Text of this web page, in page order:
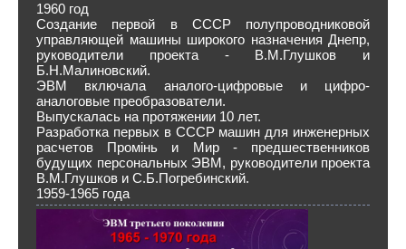
1960 год
Создание первой в СССР полупроводниковой
управляющей машины широкого назначения Днепр,
руководители проекта - В.М.Глушков и
Б.Н.Малиновский.
ЭВМ включала аналого-цифровые и цифро-
аналоговые преобразователи.
Выпускалась на протяжении 10 лет.
Разработка первых в СССР машин для инженерных
расчетов Промiнь и Мир - предшественников
будущих персональных ЭВМ, руководители проекта
В.М.Глушков и С.Б.Погребинский.
1959-1965 года